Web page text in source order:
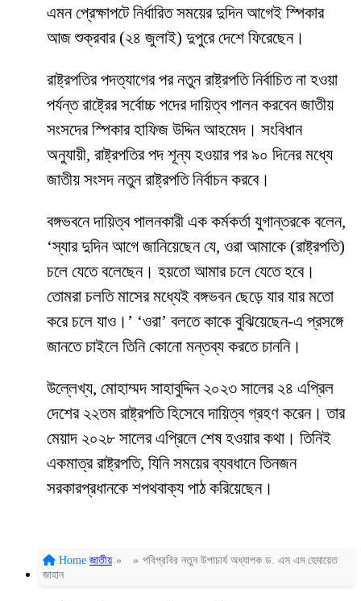
এমন প্রেক্ষাপটে নির্ধারিত সময়ের দুদিন আগেই স্পিকার
আজ শুক্রবার (২৪ জুলাই) দুপুরে দেশে ফিরেছেন।
রাষ্ট্রপতির পদত্যাগের পর নতুন রাষ্ট্রপতি নির্বাচিত না হওয়া
পর্যন্ত রাষ্ট্রের সর্বোচ্চ পদের দায়িত্ব পালন করবেন জাতীয়
সংসদের স্পিকার হাফিজ উদ্দিন আহমেদ। সংবিধান
অনুযায়ী, রাষ্ট্রপতির পদ শূন্য হওয়ার পর ৯০ দিনের মধ্যে
জাতীয় সংসদ নতুন রাষ্ট্রপতি নির্বাচন করবে।
বঙ্গভবনে দায়িত্ব পালনকারী এক কর্মকর্তা যুগান্তরকে বলেন,
‘স্যার দুদিন আগে জানিয়েছেন যে, ওরা আমাকে (রাষ্ট্রপতি)
চলে যেতে বলেছেন। হয়তো আমার চলে যেতে হবে।
তোমরা চলতি মাসের মধ্যেই বঙ্গভবন ছেড়ে যার যার মতো
করে চলে যাও।’ ‘ওরা’ বলতে কাকে বুঝিয়েছেন-এ প্রসঙ্গে
জানতে চাইলে তিনি কোনো মন্তব্য করতে চাননি।
উল্লেখ্য, মোহাম্মদ সাহাবুদ্দিন ২০২৩ সালের ২৪ এপ্রিল
দেশের ২২তম রাষ্ট্রপতি হিসেবে দায়িত্ব গ্রহণ করেন। তার
মেয়াদ ২০২৮ সালের এপ্রিলে শেষ হওয়ার কথা। তিনিই
একমাত্র রাষ্ট্রপতি, যিনি সময়ের ব্যবধানে তিনজন
সরকারপ্রধানকে শপথবাক্য পাঠ করিয়েছেন।
Home জাতীয় » » পবিপ্রবির নতুন উপাচার্য অধ্যাপক ড. এস এম হেমায়েত
জাহান